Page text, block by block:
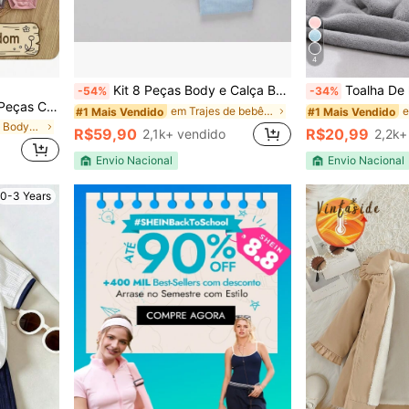
Floral & Listrado Tricotado Fofo para Bebê Menina Outono
em Bordado Bodys para bebês meninas
-54% Kit 8 Peças Body e Calça Bebê Canelado Antialérgico Pagão 4 Body e 4 Calças 100% Algodão Longo Cores Sortidas
#1 Mais Vendido em Trajes de bebê recém-nascido
R$59,90 2,1k+ vendido
Envio Nacional
4
-34% Toalha De Banho Bordado Bebê
#1 Mais Vendido
Quase esgotado!
#1 Mais Vendido
Quase esgotado!
#1 Mais Vendido
Quase esgotado!
#1 Mais Vendido
Quase esgotado!
R$20,99
Envio Nacional
0-3 Years